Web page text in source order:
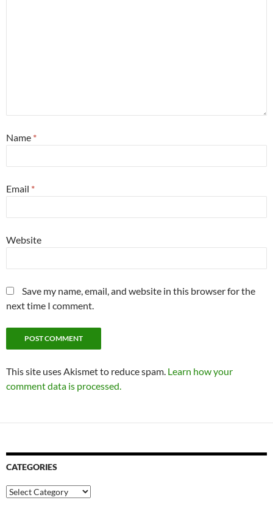
Name *
Email *
Website
Save my name, email, and website in this browser for the
next time I comment.
This site uses Akismet to reduce spam. Learn how your
comment data is processed.
CATEGORIES
Categories